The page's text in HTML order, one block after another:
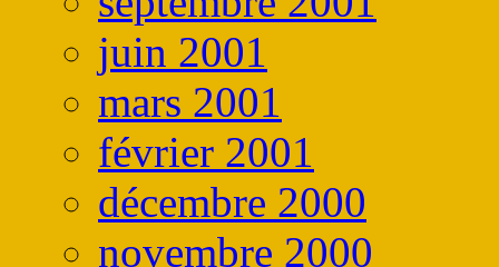
juin 2001
mars 2001
février 2001
décembre 2000
novembre 2000